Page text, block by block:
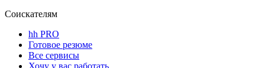
Соискателям
hh PRO
Готовое резюме
Все сервисы